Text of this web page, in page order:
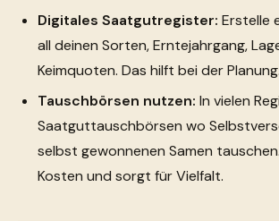
Digitales Saatgutregister: Erstelle
all deinen Sorten, Erntejahrgang,
Keimquoten. Das hilft bei der Planung.
Tauschbörsen nutzen: In vielen
Saatguttauschbörsen wo
selbst gewonnenen Samen
Kosten und sorgt für Vielfalt.